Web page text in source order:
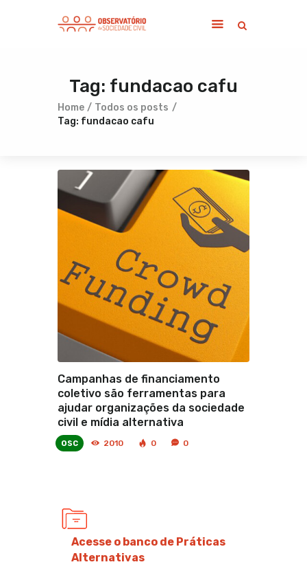
Tag: fundacao cafu
Home
Todos os posts
Tag: fundacao cafu
Home
Sobre
Notícias
Contato
Campanhas de financiamento
coletivo são ferramentas para
ajudar organizações da sociedade
civil e mídia alternativa
osc 2010 0 0
Acesse o banco de Práticas
Alternativas